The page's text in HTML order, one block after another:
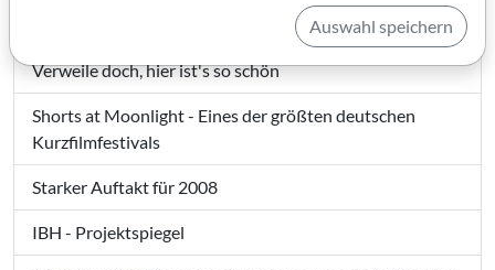
Verweile doch, hier ist's so schön
Shorts at Moonlight - Eines der größten deutschen
Kurzfilmfestivals
Starker Auftakt für 2008
IBH - Projektspiegel
Auswahl speichern